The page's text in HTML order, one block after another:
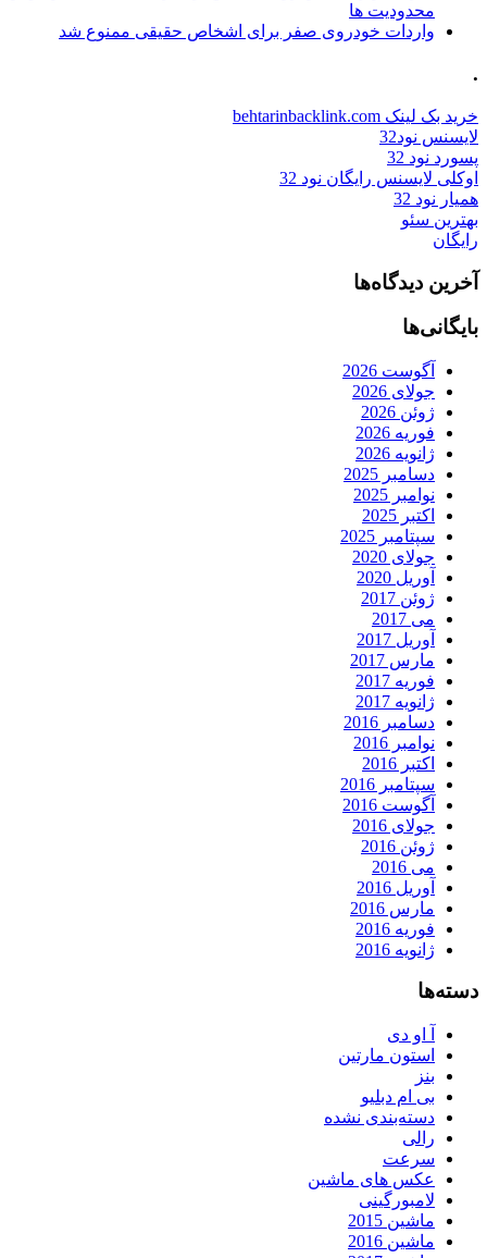
محدودیت ها
واردات خودروی صفر برای اشخاص حقیقی ممنوع شد
.
خرید بک لینک behtarinbacklink.com
لایسنس نود32
پسورد نود 32
اوکلی لایسنس رایگان نود 32
همیار نود 32
بهترین سئو
رایگان
آخرین دیدگاه‌ها
بایگانی‌ها
آگوست 2026
جولای 2026
ژوئن 2026
فوریه 2026
ژانویه 2026
دسامبر 2025
نوامبر 2025
اکتبر 2025
سپتامبر 2025
جولای 2020
آوریل 2020
ژوئن 2017
می 2017
آوریل 2017
مارس 2017
فوریه 2017
ژانویه 2017
دسامبر 2016
نوامبر 2016
اکتبر 2016
سپتامبر 2016
آگوست 2016
جولای 2016
ژوئن 2016
می 2016
آوریل 2016
مارس 2016
فوریه 2016
ژانویه 2016
دسته‌ها
آ او دی
استون مارتین
بنز
بی ام دبلیو
دسته‌بندی نشده
رالی
سرعت
عکس های ماشین
لامبورگینی
ماشین 2015
ماشین 2016